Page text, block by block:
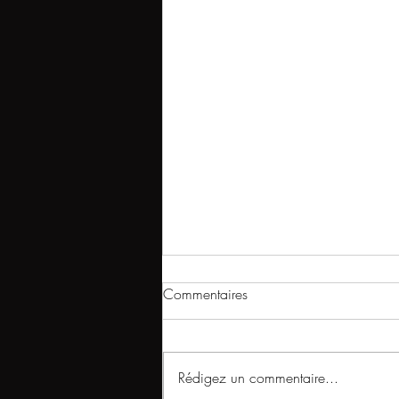
Commentaires
Rédigez un commentaire...